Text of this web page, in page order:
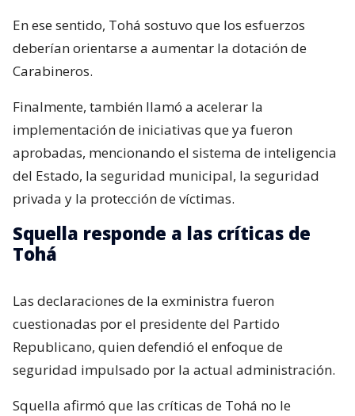
En ese sentido, Tohá sostuvo que los esfuerzos
deberían orientarse a aumentar la dotación de
Carabineros.
Finalmente, también llamó a acelerar la
implementación de iniciativas que ya fueron
aprobadas, mencionando el sistema de inteligencia
del Estado, la seguridad municipal, la seguridad
privada y la protección de víctimas.
Squella responde a las críticas de
Tohá
Las declaraciones de la exministra fueron
cuestionadas por el presidente del Partido
Republicano, quien defendió el enfoque de
seguridad impulsado por la actual administración.
Squella afirmó que las críticas de Tohá no le